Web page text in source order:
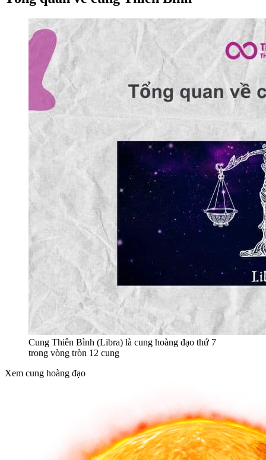
Cung Thiên Bình (Libra) là cung hoàng đạo thứ 7
trong vòng tròn 12 cung
Xem cung hoàng đạo